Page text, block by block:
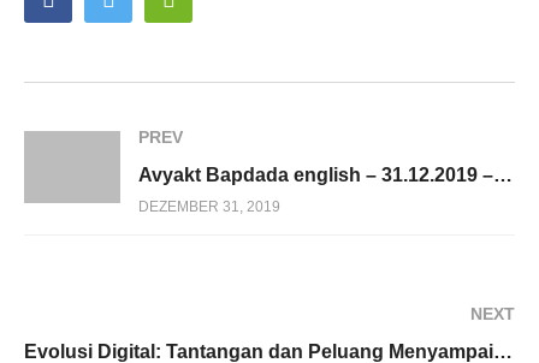
PREV
Avyakt Bapdada english – 31.12.2019 – live
DEZEMBER 31, 2019
NEXT
Evolusi Digital: Tantangan dan Peluang Menyampaikan Ceramah Spiritual di Media Sosial